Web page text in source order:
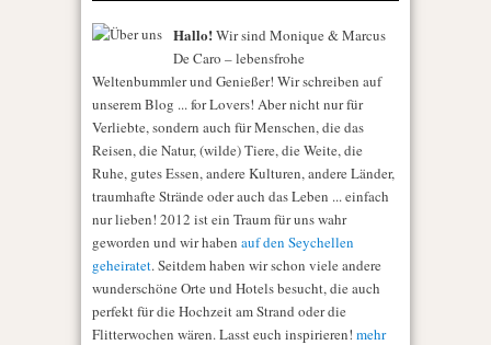
Hallo!Wir sind Monique & Marcus
De Caro – lebensfrohe
Weltenbummler und Genießer! Wir schreiben auf
unserem Blog ... for Lovers! Aber nicht nur für
Verliebte, sondern auch für Menschen, die das
Reisen, die Natur, (wilde) Tiere, die Weite, die
Ruhe, gutes Essen, andere Kulturen, andere Länder,
traumhafte Strände oder auch das Leben ... einfach
nur lieben! 2012 ist ein Traum für uns wahr
geworden und wir haben auf den Seychellen
geheiratet. Seitdem haben wir schon viele andere
wunderschöne Orte und Hotels besucht, die auch
perfekt für die Hochzeit am Strand oder die
Flitterwochen wären. Lasst euch inspirieren! mehr